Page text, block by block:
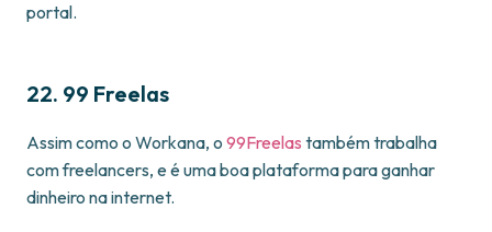
portal.
22. 99 Freelas
Assim como o Workana, o 99Freelas também trabalha
com freelancers, e é uma boa plataforma para ganhar
dinheiro na internet.